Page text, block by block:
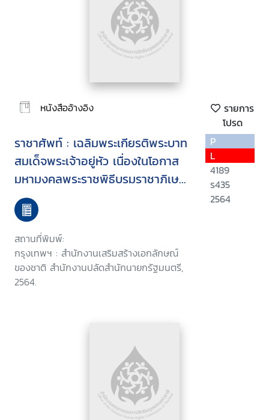
หนังสืออ้างอิง
รายการ
โปรด
ราชาศัพท์ : เฉลิมพระเกียรติพระบาท
สมเด็จพระเจ้าอยู่หัว เนื่องในโอกาส
มหามงคลพระราชพิธีบรมราชาภิเษก
พุทธศักราช 2562
สถานที่พิมพ์:
กรุงเทพฯ : สำนักงานเสริมสร้างเอกลักษณ์
ของชาติ สำนักงานปลัดสำนักนายกรัฐมนตรี,
2564.
P
L
4189
ร435
2564